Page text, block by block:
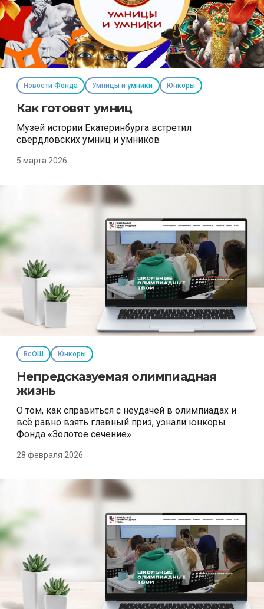
Новости Фонда Умницы и умники Юнкоры
Как готовят умниц
Музей истории Екатеринбурга встретил
свердловских умниц и умников
5 марта 2026
ВсОШ Юнкоры
Непредсказуемая олимпиадная
жизнь
О том, как справиться с неудачей в олимпиадах и
всё равно взять главный приз, узнали юнкоры
Фонда «Золотое сечение»
28 февраля 2026